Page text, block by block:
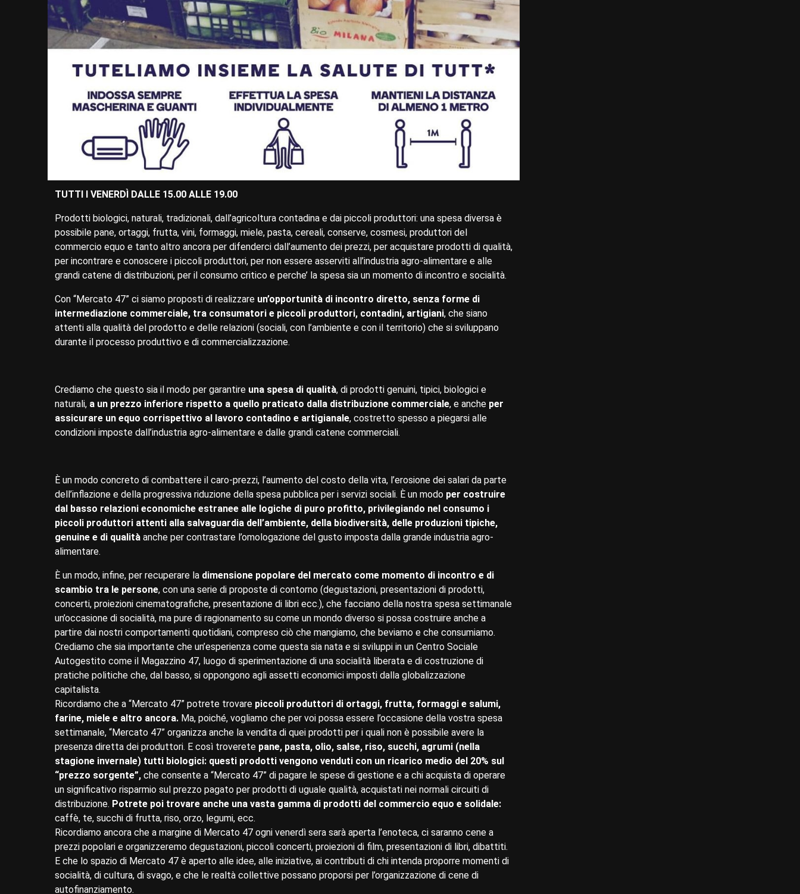
TUTTI I VENERDÌ DALLE 15.00 ALLE 19.00
Prodotti biologici, naturali, tradizionali, dall’agricoltura contadina e dai piccoli produttori: una spesa diversa è
possibile pane, ortaggi, frutta, vini, formaggi, miele, pasta, cereali, conserve, cosmesi, produttori del
commercio equo e tanto altro ancora per difenderci dall’aumento dei prezzi, per acquistare prodotti di qualità,
per incontrare e conoscere i piccoli produttori, per non essere asserviti all’industria agro-alimentare e alle
grandi catene di distribuzioni, per il consumo critico e perche’ la spesa sia un momento di incontro e socialità.
Con “Mercato 47” ci siamo proposti di realizzare un’opportunità di incontro diretto, senza forme di
intermediazione commerciale, tra consumatori e piccoli produttori, contadini, artigiani, che siano
attenti alla qualità del prodotto e delle relazioni (sociali, con l’ambiente e con il territorio) che si sviluppano
durante il processo produttivo e di commercializzazione.
Crediamo che questo sia il modo per garantire una spesa di qualità, di prodotti genuini, tipici, biologici e
naturali, a un prezzo inferiore rispetto a quello praticato dalla distribuzione commerciale, e anche per
assicurare un equo corrispettivo al lavoro contadino e artigianale, costretto spesso a piegarsi alle
condizioni imposte dall’industria agro-alimentare e dalle grandi catene commerciali.
È un modo concreto di combattere il caro-prezzi, l’aumento del costo della vita, l’erosione dei salari da parte
dell’inflazione e della progressiva riduzione della spesa pubblica per i servizi sociali. È un modo per costruire
dal basso relazioni economiche estranee alle logiche di puro profitto, privilegiando nel consumo i
piccoli produttori attenti alla salvaguardia dell’ambiente, della biodiversità, delle produzioni tipiche,
genuine e di qualità anche per contrastare l’omologazione del gusto imposta dalla grande industria agro-
alimentare.
È un modo, infine, per recuperare la dimensione popolare del mercato come momento di incontro e di
scambio tra le persone, con una serie di proposte di contorno (degustazioni, presentazioni di prodotti,
concerti, proiezioni cinematografiche, presentazione di libri ecc.), che facciano della nostra spesa settimanale
un’occasione di socialità, ma pure di ragionamento su come un mondo diverso si possa costruire anche a
partire dai nostri comportamenti quotidiani, compreso ciò che mangiamo, che beviamo e che consumiamo.
Crediamo che sia importante che un’esperienza come questa sia nata e si sviluppi in un Centro Sociale
Autogestito come il Magazzino 47, luogo di sperimentazione di una socialità liberata e di costruzione di
pratiche politiche che, dal basso, si oppongono agli assetti economici imposti dalla globalizzazione
capitalista.
Ricordiamo che a “Mercato 47” potrete trovare piccoli produttori di ortaggi, frutta, formaggi e salumi,
farine, miele e altro ancora. Ma, poiché, vogliamo che per voi possa essere l’occasione della vostra spesa
settimanale, “Mercato 47” organizza anche la vendita di quei prodotti per i quali non è possibile avere la
presenza diretta dei produttori. E così troverete pane, pasta, olio, salse, riso, succhi, agrumi (nella
stagione invernale) tutti biologici: questi prodotti vengono venduti con un ricarico medio del 20% sul
“prezzo sorgente”, che consente a “Mercato 47” di pagare le spese di gestione e a chi acquista di operare
un significativo risparmio sul prezzo pagato per prodotti di uguale qualità, acquistati nei normali circuiti di
distribuzione. Potrete poi trovare anche una vasta gamma di prodotti del commercio equo e solidale:
caffè, te, succhi di frutta, riso, orzo, legumi, ecc.
Ricordiamo ancora che a margine di Mercato 47 ogni venerdì sera sarà aperta l’enoteca, ci saranno cene a
prezzi popolari e organizzeremo degustazioni, piccoli concerti, proiezioni di film, presentazioni di libri, dibattiti.
E che lo spazio di Mercato 47 è aperto alle idee, alle iniziative, ai contributi di chi intenda proporre momenti di
socialità, di cultura, di svago, e che le realtà collettive possano proporsi per l’organizzazione di cene di
autofinanziamento.